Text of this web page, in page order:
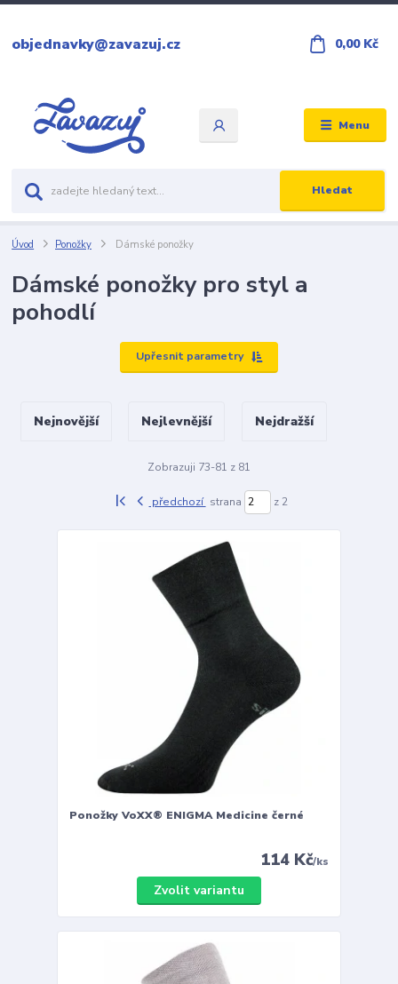
Menu
Hledat
objednavky@zavazuj.cz 0,00 Kč
Úvod Ponožky Dámské ponožky
Dámské ponožky pro styl a
pohodlí
Upřesnit parametry
Nejnovější Nejlevnější Nejdražší
Zobrazuji 73-81 z 81
předchozí strana z 2
Ponožky VoXX® ENIGMA Medicine černé
114 Kč/ks
Zvolit variantu